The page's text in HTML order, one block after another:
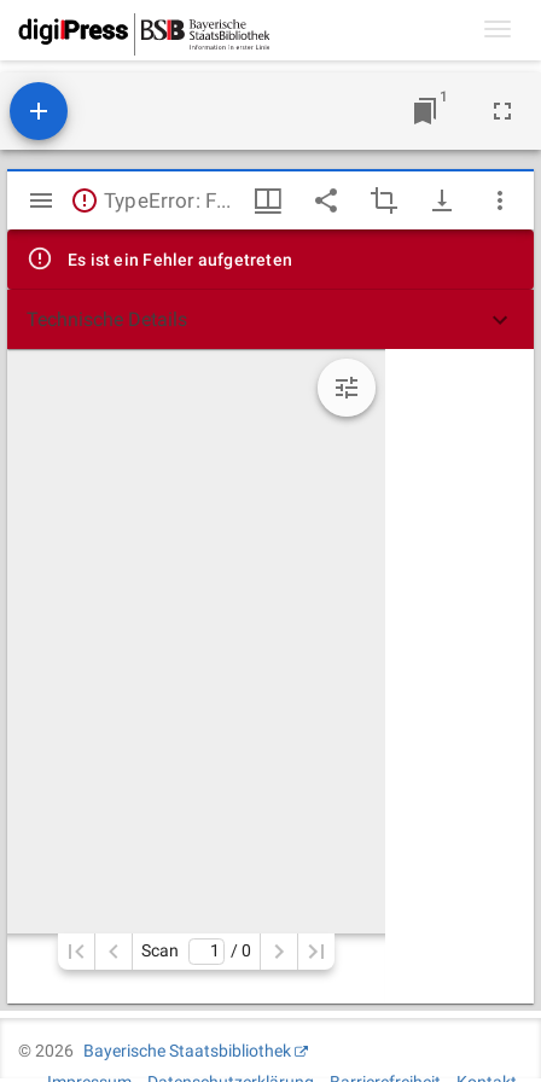
1
Mirador
Viewer
TypeError: Failed to fetch
Es ist ein Fehler aufgetreten
Technische Details
Scan / 0
©2026
Bayerische Staatsbibliothek